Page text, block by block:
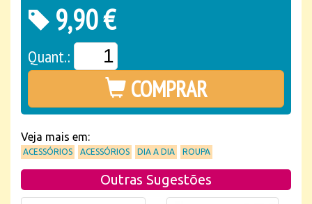
9,90 €
Quant.:
COMPRAR
Veja mais em:
ACESSÓRIOS ACESSÓRIOS DIA A DIA ROUPA
Outras Sugestões